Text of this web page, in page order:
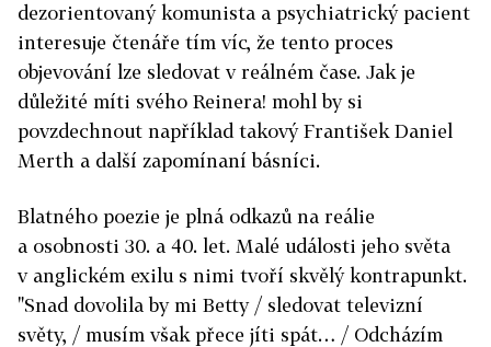
dezorientovaný komunista a psychiatrický pacient
interesuje čtenáře tím víc, že tento proces
objevování lze sledovat v reálném čase. Jak je
důležité míti svého Reinera! mohl by si
povzdechnout například takový František Daniel
Merth a další zapomínaní básníci.
Blatného poezie je plná odkazů na reálie
a osobnosti 30. a 40. let. Malé události jeho světa
v anglickém exilu s nimi tvoří skvělý kontrapunkt.
"Snad dovolila by mi Betty / sledovat televizní
světy, / musím však přece jíti spát… / Odcházím